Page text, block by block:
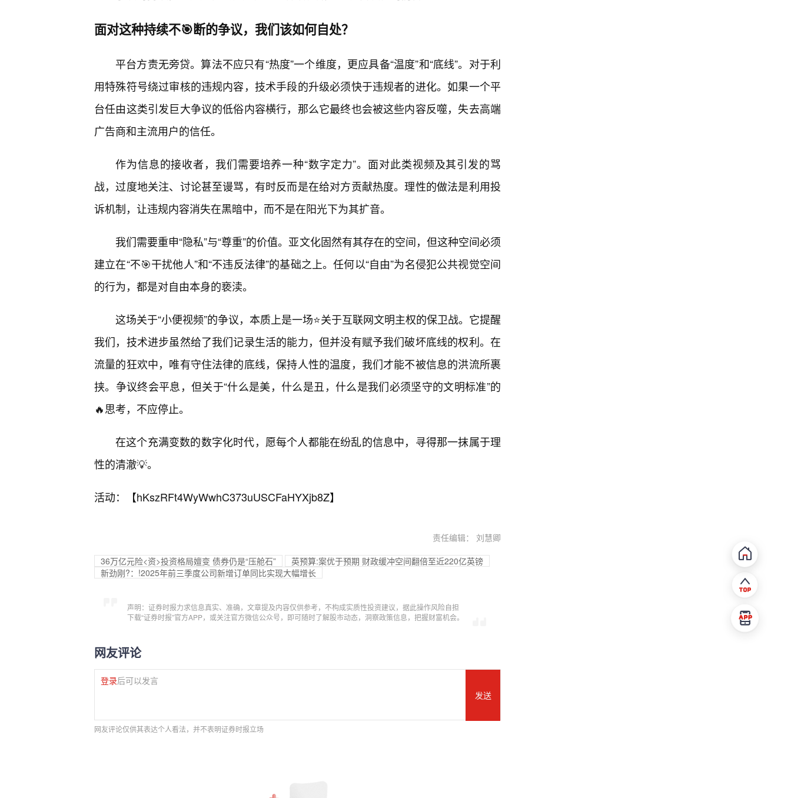
面对这种持续不🎯断的争议，我们该如何自处？
平台方责无旁贷。算法不应只有“热度”一个维度，更应具备“温度”和“底线”。对于利
用特殊符号绕过审核的违规内容，技术手段的升级必须快于违规者的进化。如果一个平
台任由这类引发巨大争议的低俗内容横行，那么它最终也会被这些内容反噬，失去高端
广告商和主流用户的信任。
作为信息的接收者，我们需要培养一种“数字定力”。面对此类视频及其引发的骂
战，过度地关注、讨论甚至谩骂，有时反而是在给对方贡献热度。理性的做法是利用投
诉机制，让违规内容消失在黑暗中，而不是在阳光下为其扩音。
我们需要重申“隐私”与“尊重”的价值。亚文化固然有其存在的空间，但这种空间必须
建立在“不🎯干扰他人”和“不违反法律”的基础之上。任何以“自由”为名侵犯公共视觉空间
的行为，都是对自由本身的亵渎。
这场关于“小便视频”的争议，本质上是一场⭐关于互联网文明主权的保卫战。它提醒
我们，技术进步虽然给了我们记录生活的能力，但并没有赋予我们破坏底线的权利。在
流量的狂欢中，唯有守住法律的底线，保持人性的温度，我们才能不被信息的洪流所裹
挟。争议终会平息，但关于“什么是美，什么是丑，什么是我们必须坚守的文明标准”的
🔥思考，不应停止。
在这个充满变数的数字化时代，愿每个人都能在纷乱的信息中，寻得那一抹属于理
性的清澈💡。
活动：【hKszRFt4WyWwhC373uUSCFaHYXjb8Z】
责任编辑： 刘慧卿
36万亿元险<资>投资格局嬗变 债券仍是“压舱石”
英预算:案优于预期 财政缓冲空间翻倍至近220亿英镑
新劲刚?：!2025年前三季度公司新增订单同比实现大幅增长
声明：证券时报力求信息真实、准确，文章提及内容仅供参考，不构成实质性投资建议，据此操作风险自担
下载“证券时报”官方APP，或关注官方微信公众号，即可随时了解股市动态，洞察政策信息，把握财富机会。
网友评论
登录后可以发言
发送
网友评论仅供其表达个人看法，并不表明证券时报立场